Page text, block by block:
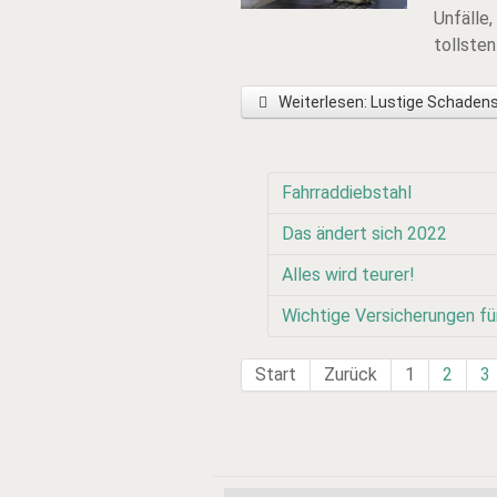
Unfälle,
tollsten
Weiterlesen: Lustige
Fahrraddiebstahl
Das ändert sich 2022
Alles wird teurer!
Wichtige Versicherungen
Start Zurück 1 2 3